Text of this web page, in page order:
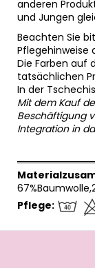
anderen
und Jungen
Beachten Sie
Pflegehinweise
Die Farben auf
tatsächlichen
In der
Mit dem Kauf
Beschäftigung
Integration in
Pflege: